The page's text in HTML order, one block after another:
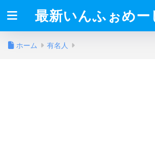
最新いんふぉめー
ホーム 有名人